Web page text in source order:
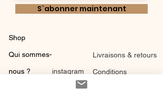
S`abonner maintenant
Shop
Qui sommes-
nous ? instagram
Livraisons & retours
Conditions